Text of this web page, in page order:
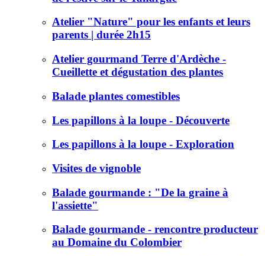
Atelier "Nature" pour les enfants et leurs
parents | durée 2h15
Atelier gourmand Terre d'Ardèche -
Cueillette et dégustation des plantes
Balade plantes comestibles
Les papillons à la loupe - Découverte
Les papillons à la loupe - Exploration
Visites de vignoble
Balade gourmande : "De la graine à
l'assiette"
Balade gourmande - rencontre producteur
au Domaine du Colombier